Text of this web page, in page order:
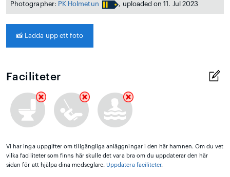
Photographer: PK Holmetun , uploaded on 11. Jul 2023
📸 Ladda upp ett foto
Faciliteter
Vi har inga uppgifter om tillgängliga anläggningar i den här hamnen. Om du vet
vilka faciliteter som finns här skulle det vara bra om du uppdaterar den här
sidan för att hjälpa dina medseglare. Uppdatera faciliteter.